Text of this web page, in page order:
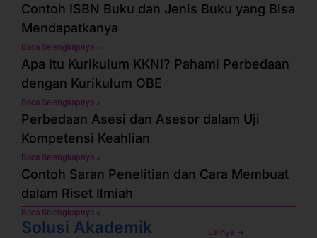
Contoh ISBN Buku dan Jenis Buku yang Bisa
Mendapatkanya
Baca Selengkapnya »
Apa Itu Kurikulum KKNI? Pahami Perbedaan
dengan Kurikulum OBE
Baca Selengkapnya »
Perbedaan Asesi dan Asesor dalam Uji
Kompetensi Keahlian
Baca Selengkapnya »
Contoh Saran Penelitian dan Cara Membuat
dalam Riset Ilmiah
Baca Selengkapnya »
Solusi Akademik Lainya ➜